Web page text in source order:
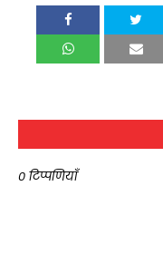
0 टिप्पणियाँ